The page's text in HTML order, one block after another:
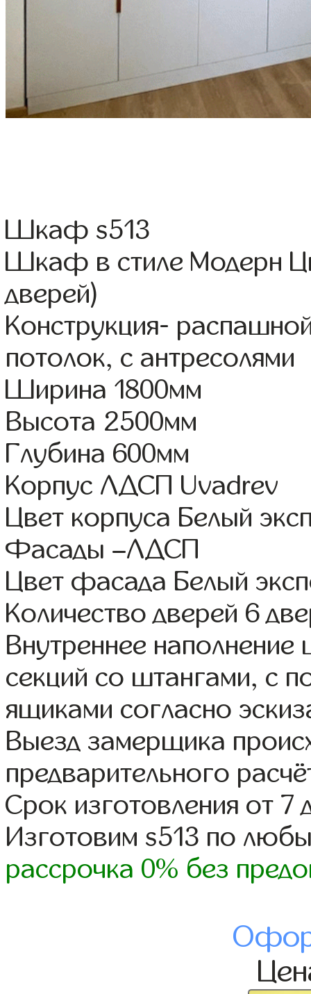
Шкаф s513
Шкаф в стиле Модерн
дверей)
Конструкция-
потолок, с антресолями
Ширина 1800мм
Высота 2500мм
Глубина 600мм
Корпус ЛДСП Uvadrev
Цвет корпуса Белый
Фасады –ЛДСП
Цвет фасада Белый
Количество дверей 6
Внутреннее
секций со штангами, с
ящиками согласно
Выезд замерщика
предварительного
Срок изготовления от 7
Изготовим s513 по
рассрочка 0% без